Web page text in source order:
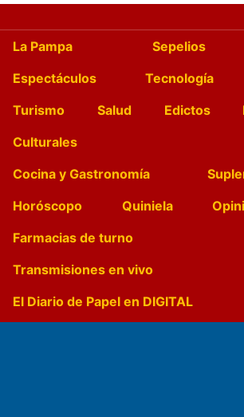
La Pampa Sepelios
Espectáculos
Tecnología
Turismo
Salud Edictos
Culturales
Cocina y Gastronomía
Horóscopo
Quiniela
Farmacias de turno
Transmisiones en vivo
El Diario de Papel en DIGITAL